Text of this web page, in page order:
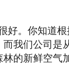
。你知道根
我们公司是
的新鲜空气